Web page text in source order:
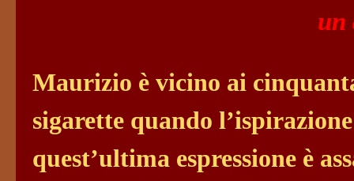
un
Maurizio è vicino ai
sigarette quando
quest’ultima espressione è